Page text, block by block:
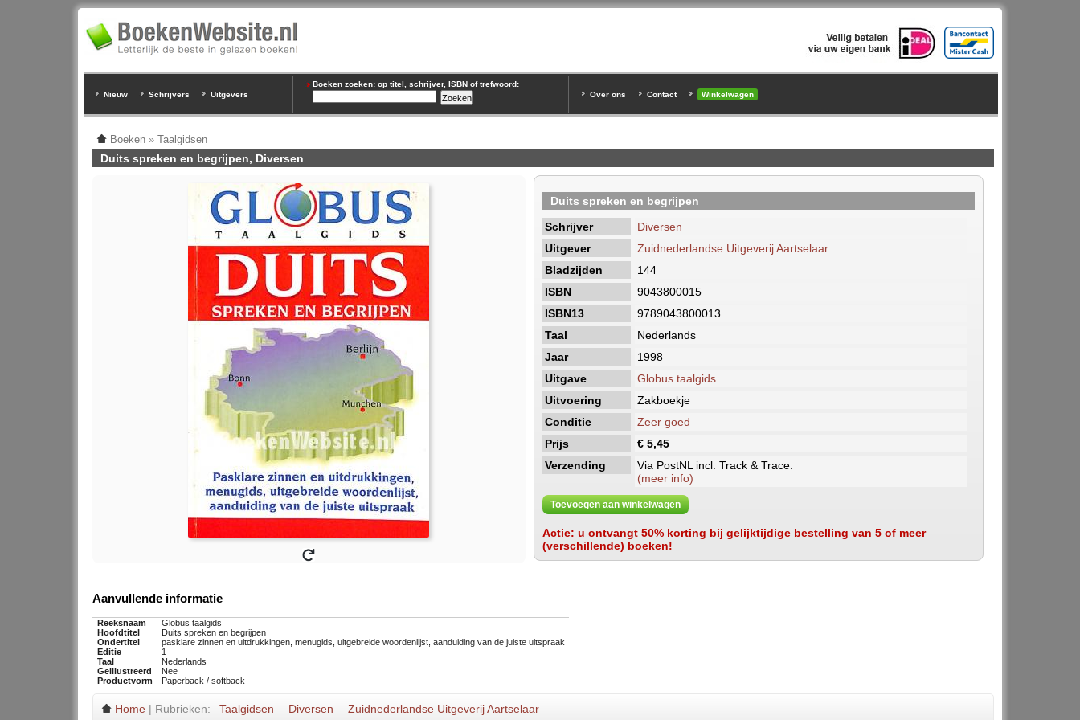
Nieuw Schrijvers Uitgevers
Boeken zoeken: op titel, schrijver, ISBN of trefwoord:
Over ons
Contact Winkelwagen
Boeken » Taalgidsen
Duits spreken en begrijpen, Diversen
Duits spreken en begrijpen
Schrijver
Diversen
Uitgever
Zuidnederlandse Uitgeverij Aartselaar
Bladzijden
144
ISBN
9043800015
ISBN13
9789043800013
Taal
Nederlands
Jaar
1998
Uitgave
Globus taalgids
Uitvoering
Zakboekje
Conditie
Zeer goed
Prijs
€ 5,45
Verzending
Via PostNL incl. Track & Trace.
(meer info)
Toevoegen aan winkelwagen
Actie: u ontvangt 50% korting bij gelijktijdige bestelling van 5 of meer
(verschillende) boeken!
Aanvullende informatie
Reeksnaam
Globus taalgids
Hoofdtitel
Duits spreken en begrijpen
Ondertitel
pasklare zinnen en uitdrukkingen, menugids, uitgebreide woordenlijst, aanduiding van de juiste uitspraak
Editie
1
Taal
Nederlands
Geillustreerd
Nee
Productvorm
Paperback / softback
Home | Rubrieken: Taalgidsen Diversen Zuidnederlandse Uitgeverij Aartselaar